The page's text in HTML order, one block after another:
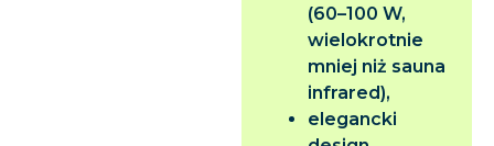
(60–100 W,
wielokrotnie
mniej niż sauna
infrared),
elegancki